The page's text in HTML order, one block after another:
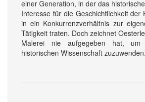
einer Generation, in der das
Interesse für die Geschichtlich­keit der
in ein Konkurrenz­ver­hältnis zur
Tätig­keit traten. Doch zeichnet
Malerei nie auf­ge­geben hat,
historischen Wissen­schaft zu­zu­wenden.